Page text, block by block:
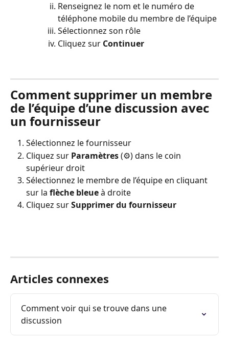
Renseignez le nom et le numéro de
téléphone mobile du membre de l’équipe
Sélectionnez son rôle
Cliquez sur Continuer
Comment supprimer un membre
de l’équipe d’une discussion avec
un fournisseur
Sélectionnez le fournisseur
Cliquez sur Paramètres (⚙️) dans le coin
supérieur droit
Sélectionnez le membre de l’équipe en cliquant
sur la flèche bleue à droite
Cliquez sur Supprimer du fournisseur
Articles connexes
Comment voir qui se trouve dans une
discussion